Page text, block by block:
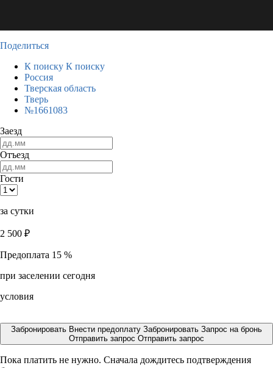
Поделиться
К поиску К поиску
Россия
Тверская область
Тверь
№1661083
Заезд
Отъезд
Гости
за сутки
2 500 ₽
Предоплата 15 %
при заселении сегодня
условия
Забронировать Внести предоплату Забронировать Запрос на бронь
Отправить запрос Отправить запрос
Пока платить не нужно. Сначала дождитесь подтверждения